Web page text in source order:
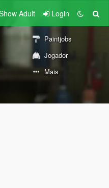
Adult Login
Paintjobs
Jogador
Mais